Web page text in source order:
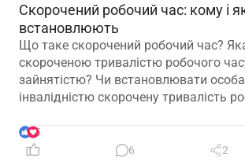
Скорочений робочий час: кому і
встановлюють
Що таке скорочений робочий час?
скороченою тривалістю робочого
зайнятістю? Чи встановлювати
інвалідністю скорочену тривалість
передбачено встановлення
часу? І особливо актуальне
5
6
2